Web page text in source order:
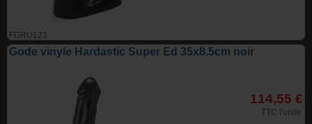
FGRU123
Gode vinyle Hardastic Super Ed 35x8.5cm noir
114,55 €
TTC l'unite